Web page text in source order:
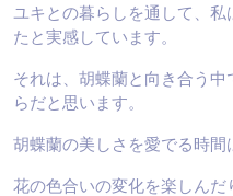
ユキとの暮らしを通して、
たと実感しています。
それは、胡蝶蘭と向き合う
らだと思います。
胡蝶蘭の美しさを愛でる時間
花の色合いの変化を楽しん